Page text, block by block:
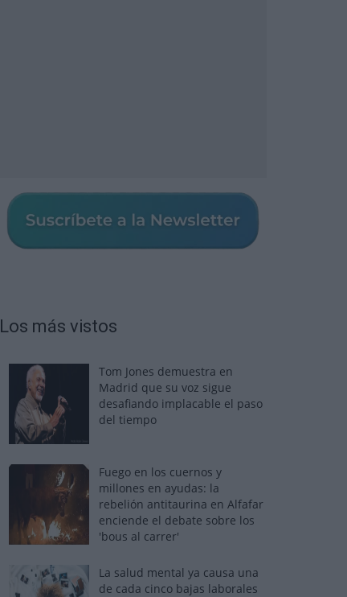
Los más vistos
Tom Jones demuestra en
Madrid que su voz sigue
desafiando implacable el paso
del tiempo
Fuego en los cuernos y
millones en ayudas: la
rebelión antitaurina en Alfafar
enciende el debate sobre los
'bous al carrer'
La salud mental ya causa una
de cada cinco bajas laborales